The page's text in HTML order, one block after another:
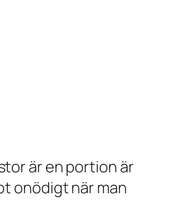
är en portion är
onödigt när man